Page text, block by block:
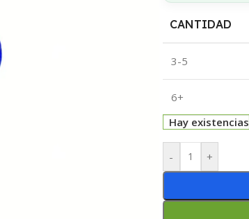
CANTIDAD
3-5
6+
Hay existencias
- +